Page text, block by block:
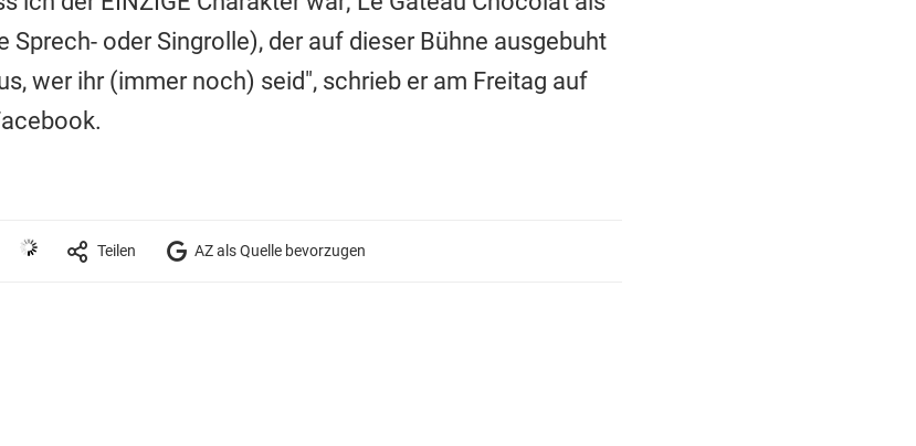
Sprech- oder Singrolle), der auf dieser Bühne ausgebuht
wer ihr (immer noch) seid", schrieb er am Freitag auf
Teilen AZ als Quelle bevorzugen